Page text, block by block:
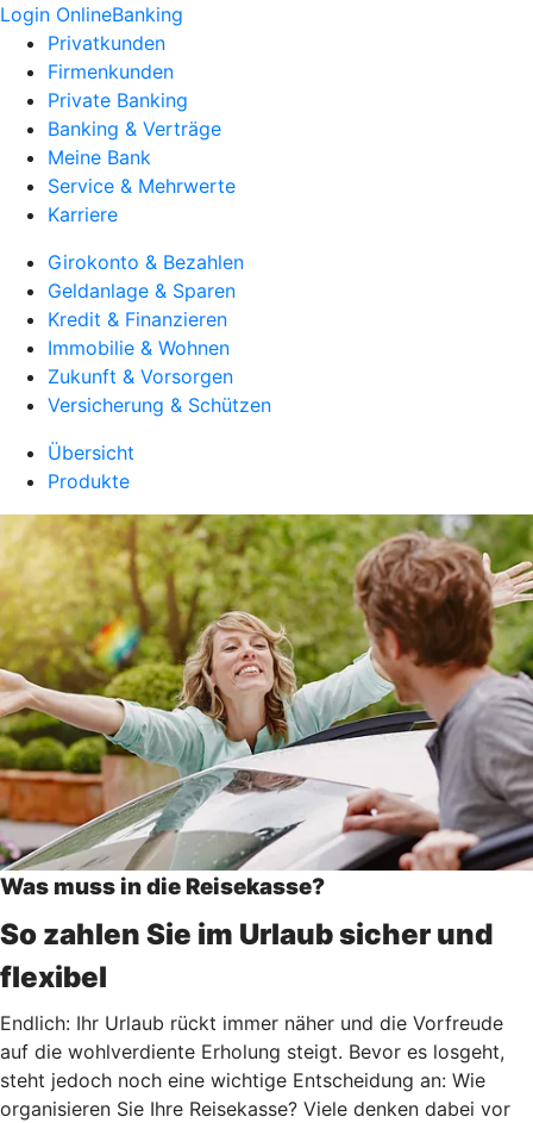
Login OnlineBanking
Privatkunden
Firmenkunden
Private Banking
Banking & Verträge
Meine Bank
Service & Mehrwerte
Karriere
Girokonto & Bezahlen
Geldanlage & Sparen
Kredit & Finanzieren
Immobilie & Wohnen
Zukunft & Vorsorgen
Versicherung & Schützen
Übersicht
Produkte
Was muss in die Reisekasse?
So zahlen Sie im Urlaub sicher und
flexibel
Endlich: Ihr Urlaub rückt immer näher und die Vorfreude
auf die wohlverdiente Erholung steigt. Bevor es losgeht,
steht jedoch noch eine wichtige Entscheidung an: Wie
organisieren Sie Ihre Reisekasse? Viele denken dabei vor